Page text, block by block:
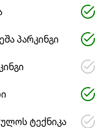
პარკინგი
ტექნიკა